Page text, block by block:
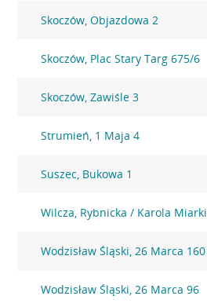
Skoczów, Objazdowa 2
Skoczów, Plac Stary Targ 675/6
Skoczów, Zawiśle 3
Strumień, 1 Maja 4
Suszec, Bukowa 1
Wilcza, Rybnicka / Karola Miarki
Wodzisław Śląski, 26 Marca 160
Wodzisław Śląski, 26 Marca 96